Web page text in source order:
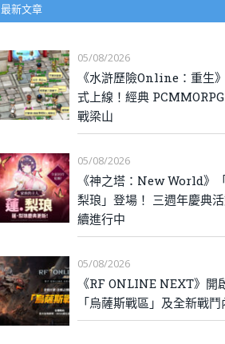
最新文章
05/08/2026
《水滸歷險Online：重生
式上線！經典
戰梁山
05/08/2026
《神之塔：New World》
梨琅」登場！ 三週年慶典
續進行中
05/08/2026
《RF ONLINE NEXT》開
「烏薩斯戰區」及全新戰